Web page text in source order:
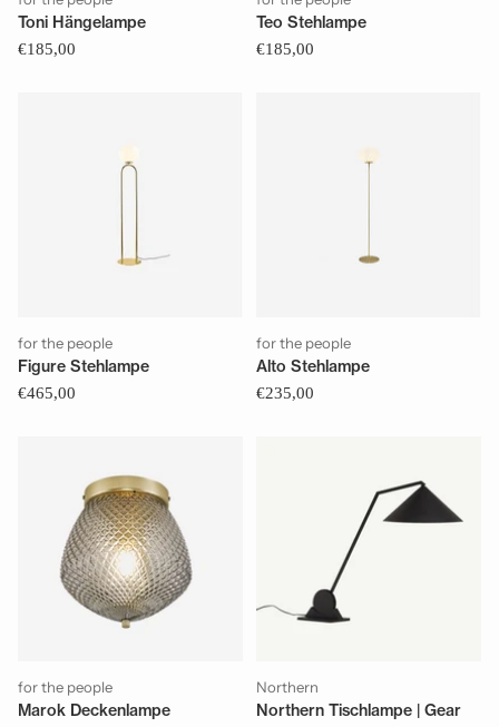
Toni Hängelampe
€185,00
Teo Stehlampe
€185,00
for the people
Figure Stehlampe
€465,00
for the people
Alto Stehlampe
€235,00
for the people
Marok Deckenlampe
Northern
Northern Tischlampe | Gear